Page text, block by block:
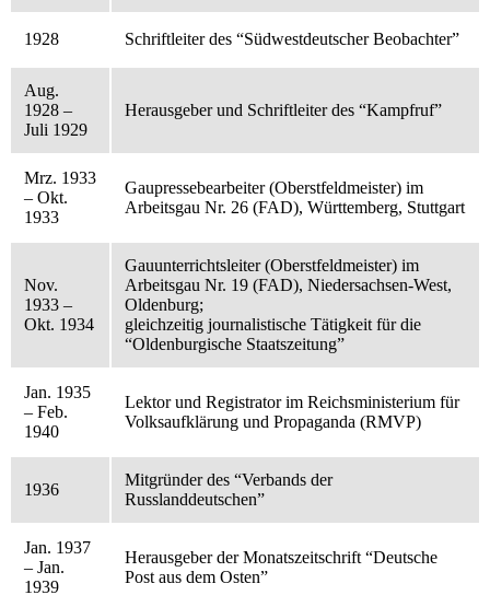
1928 Schriftleiter des “Südwestdeutscher Beobachter”
Aug.
1928 –
Juli 1929
Herausgeber und Schriftleiter des “Kampfruf”
Mrz. 1933
– Okt.
1933
Gaupressebearbeiter (Oberstfeldmeister) im
Arbeitsgau Nr. 26 (FAD), Württemberg, Stuttgart
Nov.
1933 –
Okt. 1934
Gauunterrichtsleiter (Oberstfeldmeister) im
Arbeitsgau Nr. 19 (FAD), Niedersachsen-West,
Oldenburg;
gleichzeitig journalistische Tätigkeit für die
“Oldenburgische Staatszeitung”
Jan. 1935
– Feb.
1940
Lektor und Registrator im Reichsministerium für
Volksaufklärung und Propaganda (RMVP)
1936
Mitgründer des “Verbands der
Russlanddeutschen”
Jan. 1937
– Jan.
1939
Herausgeber der Monatszeitschrift “Deutsche
Post aus dem Osten”